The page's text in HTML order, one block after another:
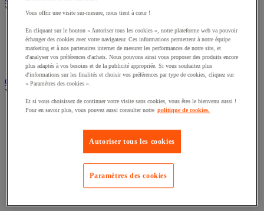
Voir toute la catégorie
Chauffage au fuel
Chauffage au gaz
Chauffage électrique
Rafraîchisseur et déshumidificateur
Convoyeur
Voir toute la catégorie
Accessoires pour convoyeur
Convoyeur à rouleaux
Convoyeur extensible et mobile
Convoyeur motorisé à bande
Convoyeur pour palettes
Rail et barrette de manutention
Rouleau de manutention et galet pour convoyeur
Vous offrir une visite sur-mesure, nous tient à cœur !
En cliquant sur le bouton « Autoriser tous les cookies », notre plateforme web va pouvoir
échanger des cookies avec votre navigateur. Ces informations permettent à notre équipe
marketing et à nos partenaires internet de mesurer les performances de notre site, et
d'analyser vos préférences d'achats. Nous pouvons ainsi vous proposer des produits encore
plus adaptés à vos besoins et de la publicité appropriée. Si vous souhaitez plus
d'informations sur les finalités et choisir vos préférences par type de cookies, cliquez sur
« Paramètres des cookies ».
Et si vous choisissez de continuer votre visite sans cookies, vous êtes le bienvenu aussi !
Pour en savoir plus, vous pouvez aussi consulter notre politique de cookies.
Autoriser tous les cookies
Paramètres des cookies